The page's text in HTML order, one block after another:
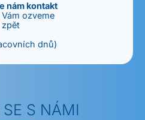
nám kontakt
ozveme
zpět
dnů)
S NÁMI